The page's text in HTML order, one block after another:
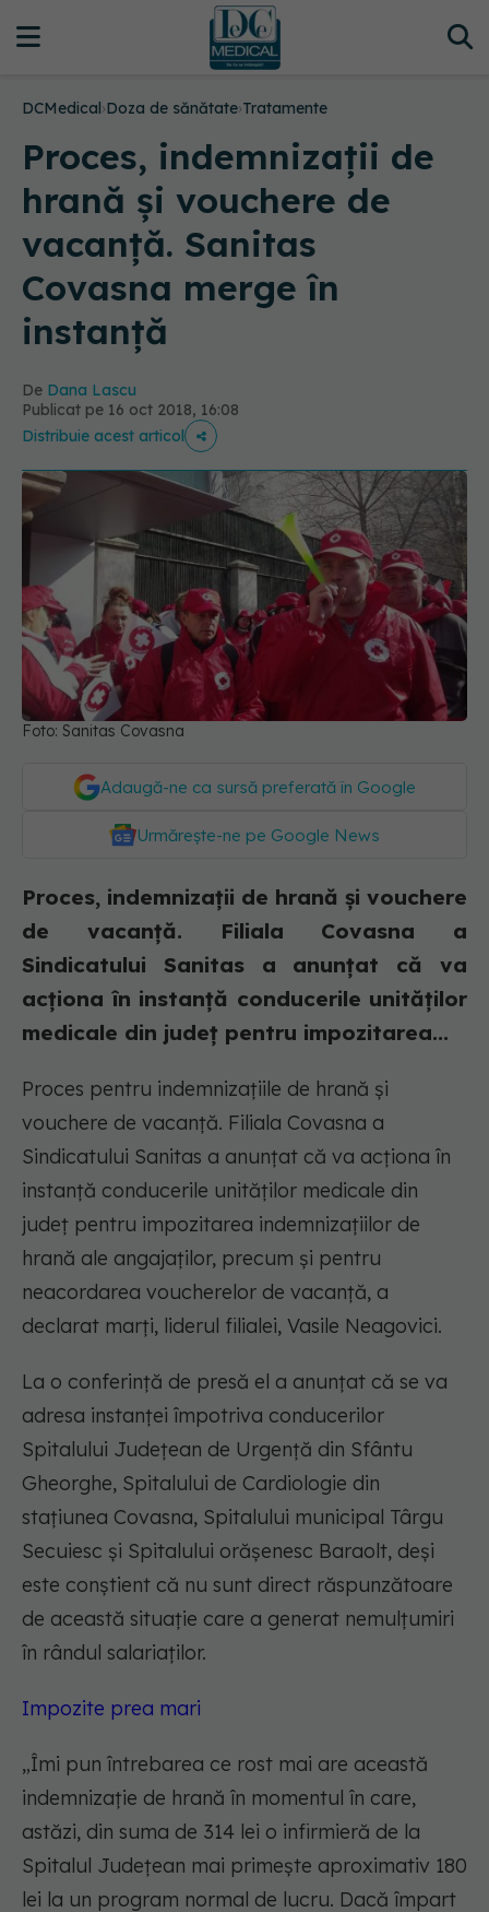
DCMedical›Doza de sănătate›Tratamente
Proces, indemnizații de
hrană și vouchere de
vacanță. Sanitas
Covasna merge în
instanță
De Dana Lascu
Publicat pe 16 oct 2018, 16:08
Distribuie acest articol
Foto: Sanitas Covasna
Adaugă-ne ca sursă preferată în Google
Urmărește-ne pe Google News
Proces, indemnizații de hrană și vouchere
de vacanță. Filiala Covasna a
Sindicatului Sanitas a anunțat că va
acţiona în instanţă conducerile unităţilor
medicale din judeţ pentru impozitarea...
Proces pentru indemnizațiile de hrană și
vouchere de vacanță. Filiala Covasna a
Sindicatului Sanitas a anunțat că va acţiona în
instanţă conducerile unităţilor medicale din
judeţ pentru impozitarea indemnizaţiilor de
hrană ale angajaţilor, precum şi pentru
neacordarea voucherelor de vacanţă, a
declarat marţi, liderul filialei, Vasile Neagovici.
La o conferință de presă el a anunțat că se va
adresa instanței împotriva conducerilor
Spitalului Judeţean de Urgenţă din Sfântu
Gheorghe, Spitalului de Cardiologie din
staţiunea Covasna, Spitalului municipal Târgu
Secuiesc şi Spitalului orăşenesc Baraolt, deşi
este conştient că nu sunt direct răspunzătoare
de această situaţie care a generat nemulţumiri
în rândul salariaţilor.
Impozite prea mari
„Îmi pun întrebarea ce rost mai are această
indemnizaţie de hrană în momentul în care,
astăzi, din suma de 314 lei o infirmieră de la
Spitalul Judeţean mai primeşte aproximativ 180
lei la un program normal de lucru. Dacă împart